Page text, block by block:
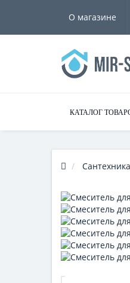
О магазине
КАТАЛОГ
Сантехника